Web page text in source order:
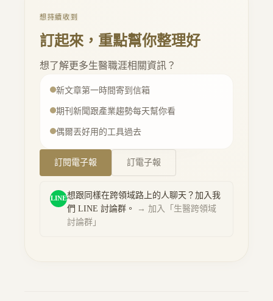
想持續收到
訂起來，重點幫你整理好
想了解更多生醫職涯相關資訊？
新文章第一時間寄到信箱
期刊新聞跟產業趨勢每天幫你看
偶爾丟好用的工具過去
行動按鈕
訂閱電子報 訂電子報
LINE想跟同樣在跨領域路上的人聊天？加入我
們 LINE 討論群。
→ 加入「 生醫跨領域
討論群 」